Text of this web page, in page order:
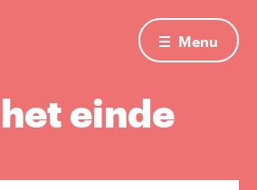
Menu
einde